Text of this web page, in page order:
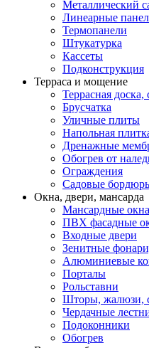
Металлический
Линеарные
Термопанели
Штукатурка
Кассеты
Подконструкция
Терраса и мощение
Террасная доска,
Брусчатка
Уличные плиты
Напольная
Дренажные
Обогрев от
Ограждения
Садовые
Окна, двери, мансарда
Мансардные окна
ПВХ фасадные
Входные двери
Зенитные
Алюминиевые
Порталы
Рольставни
Шторы, жалюзи,
Чердачные
Подоконники
Обогрев